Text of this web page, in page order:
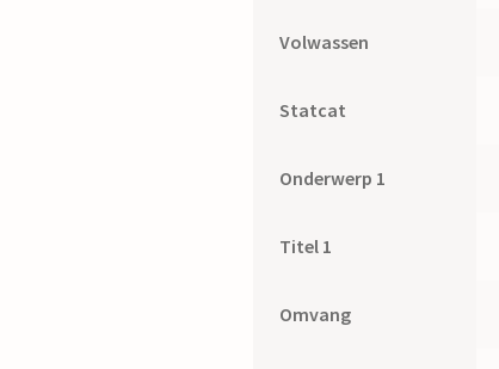
Volwassen
Statcat
Onderwerp 1
Titel 1
Omvang